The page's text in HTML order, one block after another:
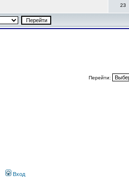
23
Перейти:
Вход